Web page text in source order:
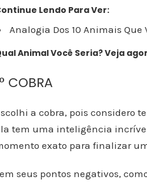
Lendo Para Ver:
Analogia Dos 10 Animais Que
Animal Você Seria? Veja
COBRA
a cobra, pois considero
tem uma inteligência incrível
exato para finalizar
seus pontos negativos,